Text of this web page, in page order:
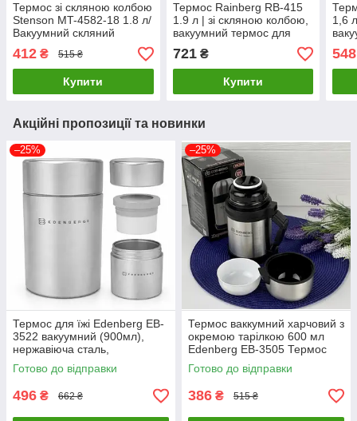
Термос зі скляною колбою
Stenson MT-4582-18 1.8 л/
Вакуумний скляний
термос
412 ₴ 515 ₴
Купити
Термос Rainberg RB-415
1.9 л | зі скляною колбою,
вакуумний термос для
гарячих напоїв
721₴
Купити
1,6
548
Акційні пропозиції та новинки
–25%
Термос для їжі Edenberg EB-
3522 вакуумний (900мл),
нержавіюча сталь,
герметичний
Готово до відправки
496 ₴ 662 ₴
–25%
Термос ваккумний харчовий з
окремою тарілкою 600 мл
Edenberg EB-3505 Термос
для їжі з неіржавкої сталі
Готово до відправки
386 ₴ 515 ₴